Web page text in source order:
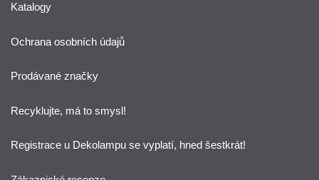
Katalogy
Ochrana osobních údajů
Prodávané značky
Recyklujte, má to smysl!
Registrace u Dekolampu se vyplatí, hned šestkrát!